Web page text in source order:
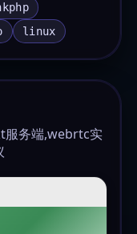
linux
服务端,webrtc实